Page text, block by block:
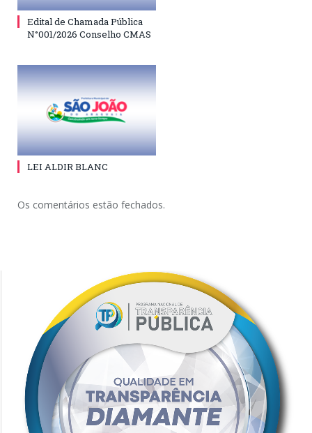
Edital de Chamada Pública
N°001/2026 Conselho CMAS
LEI ALDIR BLANC
Os comentários estão fechados.